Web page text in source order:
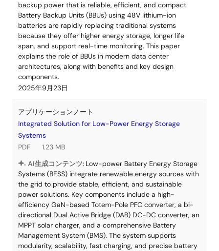
backup power that is reliable, efficient, and compact.
Battery Backup Units (BBUs) using 48V lithium-ion
batteries are rapidly replacing traditional systems
because they offer higher energy storage, longer life
span, and support real-time monitoring. This paper
explains the role of BBUs in modern data center
architectures, along with benefits and key design
components.
2025年9月23日
アプリケーションノート
Integrated Solution for Low-Power Energy Storage
Systems
PDF
1.23 MB
AI生成コンテンツ: Low-power Battery Energy Storage
Systems (BESS) integrate renewable energy sources with
the grid to provide stable, efficient, and sustainable
power solutions. Key components include a high-
efficiency GaN-based Totem-Pole PFC converter, a bi-
directional Dual Active Bridge (DAB) DC-DC converter, an
MPPT solar charger, and a comprehensive Battery
Management System (BMS). The system supports
modularity, scalability, fast charging, and precise battery